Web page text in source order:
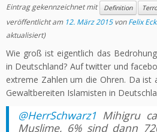
Eintrag gekennzeichnet mit Definition
veröffentlicht am 12. März 2015 vonFelix
aktualisiert)
Wie groß ist eigentlich das
in Deutschland? Auf twitter und
extreme Zahlen um die Ohren. Da ist
Gewaltbereiten Islamisten in
@HerrSchwarz1 Mihigru
Muslime, 6% sind dann